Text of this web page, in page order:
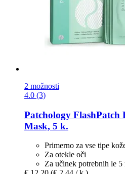
2 možnosti
4.0 (3)
Patchology FlashPatch
Mask, 5 k.
Primerno za vse tipe
Za otekle oči
Za učinek potrebnih le 5